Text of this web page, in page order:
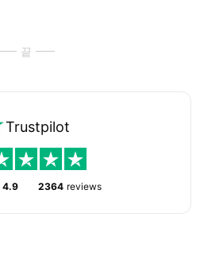
끝
Trustpilot
4.9 2364 reviews